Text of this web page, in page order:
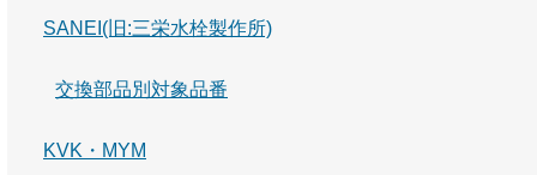
SANEI(旧:三栄水栓製作所)
交換部品別対象品番
KVK・MYM